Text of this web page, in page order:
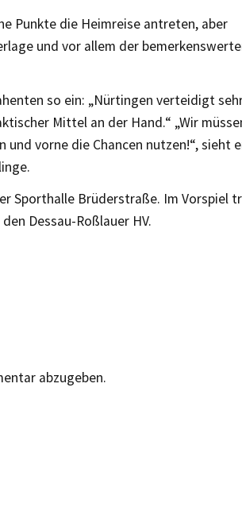
Punkte die Heimreise antreten, aber
und vor allem der
so ein: „Nürtingen verteidigt
Mittel an der Hand.“ „Wir
vorne die Chancen nutzen!“, sieht
Sporthalle Brüderstraße. Im Vorspiel
Dessau-Roßlauer HV.
abzugeben.